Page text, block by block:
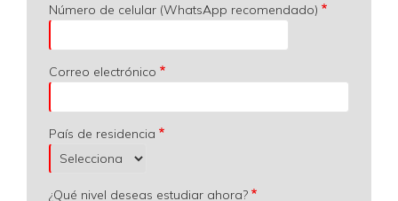
Número de celular (WhatsApp recomendado)
Correo electrónico
País de residencia
¿Qué nivel deseas estudiar ahora?